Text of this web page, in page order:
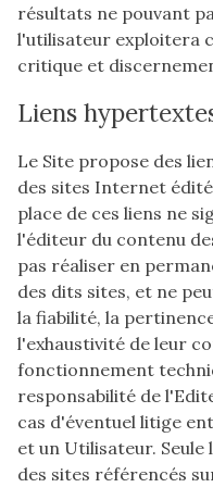
résultats ne pouvant
l'utilisateur exploitera
critique et
Liens
Le Site propose des
des sites Internet
place de ces liens ne
l'éditeur du contenu
pas réaliser en
des dits sites, et ne
la fiabilité, la
l'exhaustivité de leur
fonctionnement
responsabilité de
cas d'éventuel litige
et un Utilisateur.
des sites référencés